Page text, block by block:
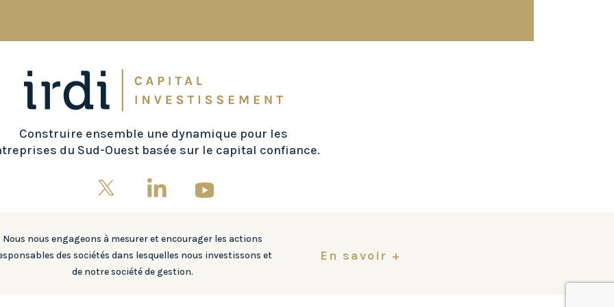
Construire ensemble une dynamique pour les
du Sud-Ouest basée sur le capital confiance.
Nous nous engageons à mesurer et encourager les actions
des sociétés dans lesquelles nous investissons et
de notre société de gestion.
En savoir +